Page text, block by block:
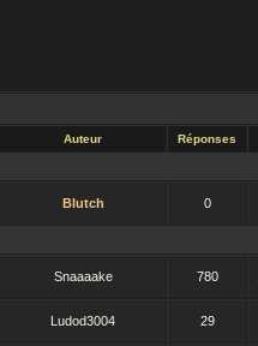
Auteur Réponses
Blutch 0
Snaaaake 780
Ludod3004 29